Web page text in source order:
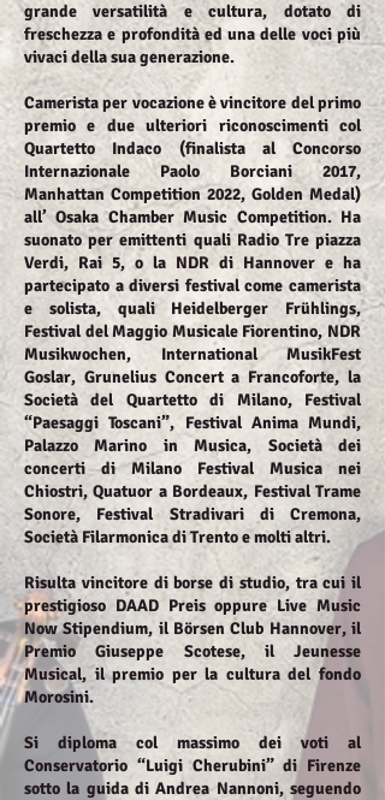
grande versatilità e cultura, dotato di
freschezza e profondità ed una delle voci più
vivaci della sua generazione.
Camerista per vocazione è vincitore del primo
premio e due ulteriori riconoscimenti col
Quartetto Indaco (finalista al Concorso
Internazionale Paolo Borciani 2017,
Manhattan Competition 2022, Golden Medal)
all’ Osaka Chamber Music Competition. Ha
suonato per emittenti quali Radio Tre piazza
Verdi, Rai 5, o la NDR di Hannover e ha
partecipato a diversi festival come camerista
e solista, quali Heidelberger Frühlings,
Festival del Maggio Musicale Fiorentino, NDR
Musikwochen, International MusikFest
Goslar, Grunelius Concert a Francoforte, la
Società del Quartetto di Milano, Festival
“Paesaggi Toscani”, Festival Anima Mundi,
Palazzo Marino in Musica, Società dei
concerti di Milano Festival Musica nei
Chiostri, Quatuor a Bordeaux, Festival Trame
Sonore, Festival Stradivari di Cremona,
Società Filarmonica di Trento e molti altri.
Risulta vincitore di borse di studio, tra cui il
prestigioso DAAD Preis oppure Live Music
Now Stipendium, il Börsen Club Hannover, il
Premio Giuseppe Scotese, il Jeunesse
Musical, il premio per la cultura del fondo
Morosini.
Si diploma col massimo dei voti al
Conservatorio “Luigi Cherubini” di Firenze
sotto la guida di Andrea Nannoni, seguendo